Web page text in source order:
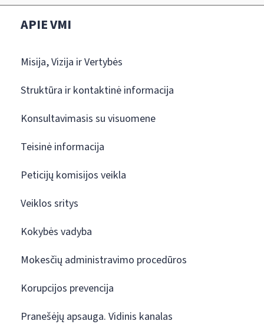
APIE VMI
Misija, Vizija ir Vertybės
Struktūra ir kontaktinė informacija
Konsultavimasis su visuomene
Teisinė informacija
Peticijų komisijos veikla
Veiklos sritys
Kokybės vadyba
Mokesčių administravimo procedūros
Korupcijos prevencija
Pranešėjų apsauga. Vidinis kanalas